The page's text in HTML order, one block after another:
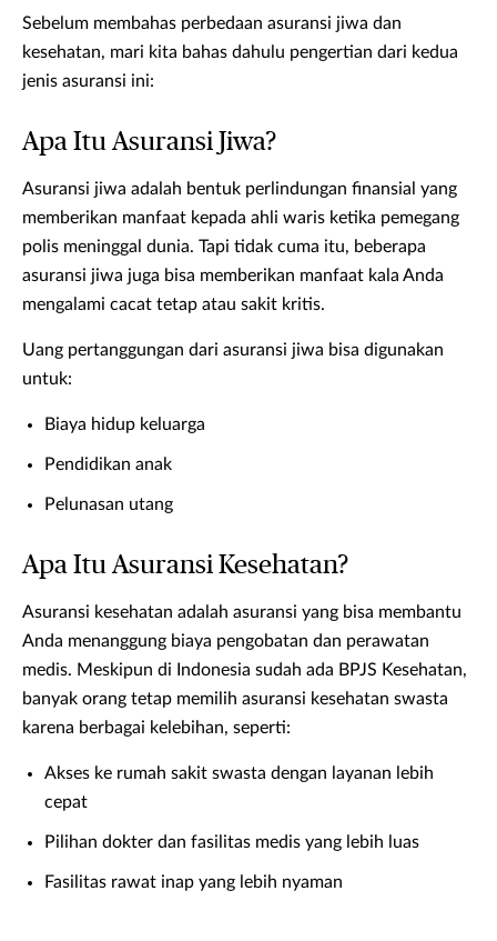
Sebelum membahas perbedaan asuransi jiwa dan
kesehatan, mari kita bahas dahulu pengertian dari kedua
jenis asuransi ini:
Apa Itu Asuransi Jiwa?
Asuransi jiwa adalah bentuk perlindungan finansial yang
memberikan manfaat kepada ahli waris ketika pemegang
polis meninggal dunia. Tapi tidak cuma itu, beberapa
asuransi jiwa juga bisa memberikan manfaat kala Anda
mengalami cacat tetap atau sakit kritis.
Uang pertanggungan dari asuransi jiwa bisa digunakan
untuk:
Biaya hidup keluarga
Pendidikan anak
Pelunasan utang
Apa Itu Asuransi Kesehatan?
Asuransi kesehatan adalah asuransi yang bisa membantu
Anda menanggung biaya pengobatan dan perawatan
medis. Meskipun di Indonesia sudah ada BPJS Kesehatan,
banyak orang tetap memilih asuransi kesehatan swasta
karena berbagai kelebihan, seperti:
Akses ke rumah sakit swasta dengan layanan lebih
cepat
Pilihan dokter dan fasilitas medis yang lebih luas
Fasilitas rawat inap yang lebih nyaman